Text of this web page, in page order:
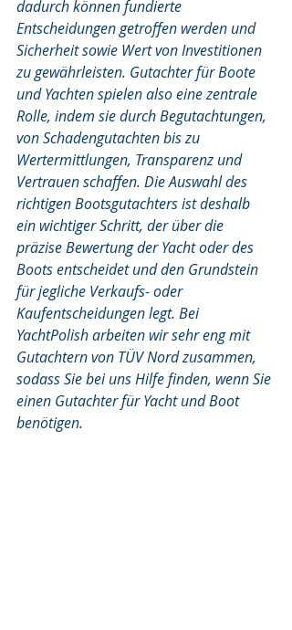
dadurch können fundierte
Entscheidungen getroffen werden und
Sicherheit sowie Wert von Investitionen
zu gewährleisten. Gutachter für Boote
und Yachten spielen also eine zentrale
Rolle, indem sie durch Begutachtungen,
von Schadengutachten bis zu
Wertermittlungen, Transparenz und
Vertrauen schaffen. Die Auswahl des
richtigen Bootsgutachters ist deshalb
ein wichtiger Schritt, der über die
präzise Bewertung der Yacht oder des
Boots entscheidet und den Grundstein
für jegliche Verkaufs- oder
Kaufentscheidungen legt. Bei
YachtPolish arbeiten wir sehr eng mit
Gutachtern von TÜV Nord zusammen,
sodass Sie bei uns Hilfe finden, wenn Sie
einen Gutachter für Yacht und Boot
benötigen.